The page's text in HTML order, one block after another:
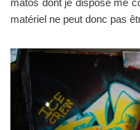
matos dont je dispose me
matériel ne peut donc pas